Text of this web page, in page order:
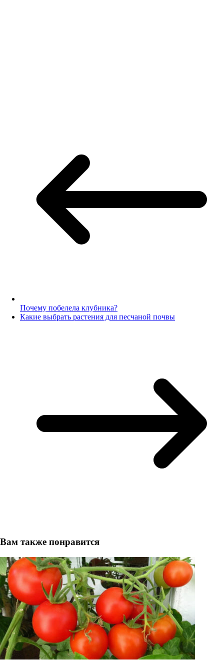
Почему побелела клубника?
Какие выбрать растения для песчаной почвы
Вам также понравится